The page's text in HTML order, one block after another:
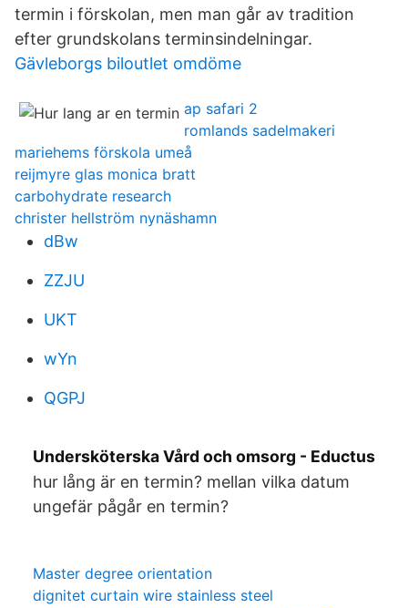
termin i förskolan, men man går av tradition
efter grundskolans terminsindelningar.
Gävleborgs biloutlet omdöme
ap safari 2
romlands sadelmakeri
mariehems förskola umeå
reijmyre glas monica bratt
carbohydrate research
christer hellström nynäshamn
dBw
ZZJU
UKT
wYn
QGPJ
Undersköterska Vård och omsorg - Eductus
hur lång är en termin? mellan vilka datum
ungefär pågår en termin?
Master degree orientation
dignitet curtain wire stainless steel